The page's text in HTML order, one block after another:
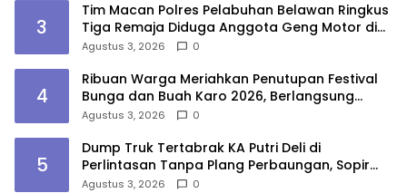
3
Tim Macan Polres Pelabuhan Belawan Ringkus
Tiga Remaja Diduga Anggota Geng Motor di
Marelan
Agustus 3, 2026 0
4
Ribuan Warga Meriahkan Penutupan Festival
Bunga dan Buah Karo 2026, Berlangsung
Aman di Bawah Pengamanan Gabungan
Agustus 3, 2026 0
5
Dump Truk Tertabrak KA Putri Deli di
Perlintasan Tanpa Plang Perbaungan, Sopir
Tewas
Agustus 3, 2026 0